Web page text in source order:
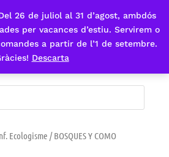
26 de juliol al 31 d’agost, ambdós
per vacances d’estiu. Servirem o
a partir de l’1 de setembre.
Descarta
Ecologisme / BOSQUES Y COMO